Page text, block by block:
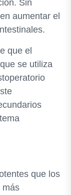
Sin
aumentar el
que el
se utiliza
que los
más